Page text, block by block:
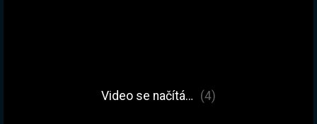
Video se načítá… (4)